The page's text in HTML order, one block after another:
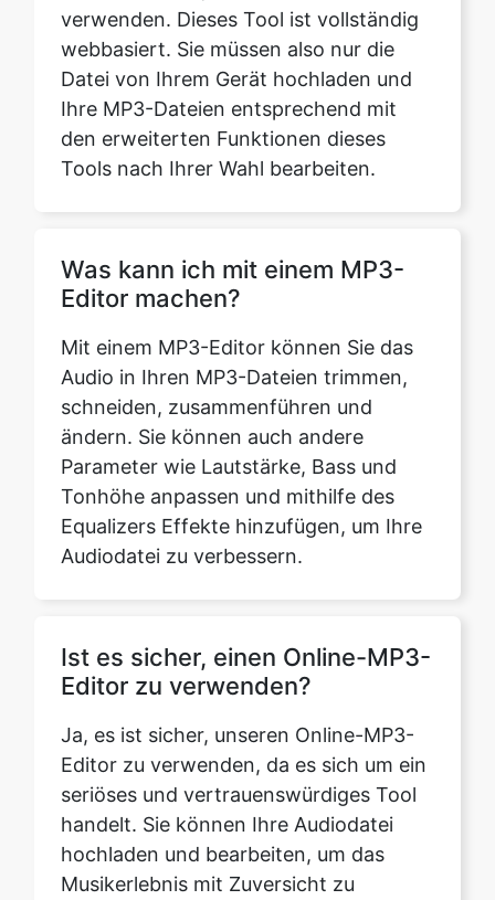
Ihre MP3-Dateien entsprechend mit
den erweiterten Funktionen dieses
Tools nach Ihrer Wahl bearbeiten.
Was kann ich mit einem MP3-
Audio in Ihren MP3-Dateien trimmen,
schneiden, zusammenführen und
ändern. Sie können auch andere
Parameter wie Lautstärke, Bass und
Tonhöhe anpassen und mithilfe des
Equalizers Effekte hinzufügen, um Ihre
Audiodatei zu verbessern.
Ist es sicher, einen Online-MP3-
Editor zu verwenden, da es sich um ein
seriöses und vertrauenswürdiges Tool
handelt. Sie können Ihre Audiodatei
hochladen und bearbeiten, um das
Musikerlebnis mit Zuversicht zu
genießen.